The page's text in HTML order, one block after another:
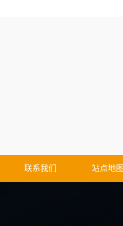
联系我们 站点地图